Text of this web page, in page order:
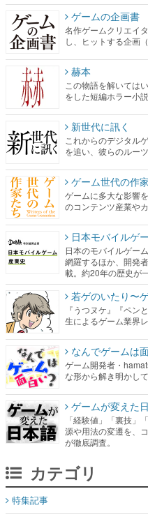
ゲームの企画書
名作ゲームクリエイ
し、ヒットする企画
赫本
この物語を解いては
をした短編ホラー小説
新世代に訊く
これからのデジタル
を追い、彼らのルー
ゲーム世代の作
ゲームに多大な影響
のコンテンツ産業や
日本モバイルゲ
日本のモバイルゲー
網羅するほか、開発
載。約20年の歴史が
若ゲのいたり〜
『うつヌケ』『ペン
生によるゲーム業界
なんでゲームは
ゲーム開発者・
な形から解き明かし
ゲームが変えた
「経験値」「裏技
源や用法の変遷を、
が徹底調査。
カテゴリ
特集記事